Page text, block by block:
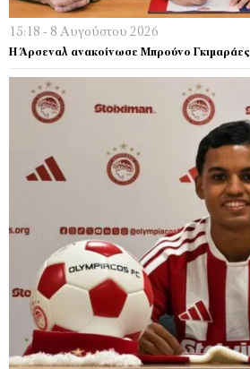
15:18 - 8 Αυγούστου 2026
Η Άρσεναλ ανακοίνωσε Μπρούνο Γκιμαράες